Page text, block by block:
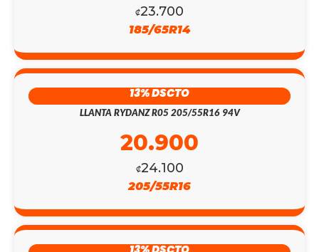
₡23.700
185/65R14
13% DSCTO
LLANTA RYDANZ R05 205/55R16 94V
₡24.100
20.900
205/55R16